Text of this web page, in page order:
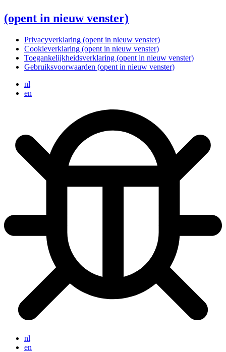
(opent in nieuw venster)
Privacyverklaring (opent in nieuw venster)
Cookieverklaring (opent in nieuw venster)
Toegankelijkheidsverklaring (opent in nieuw venster)
Gebruiksvoorwaarden (opent in nieuw venster)
nl
en
nl
en